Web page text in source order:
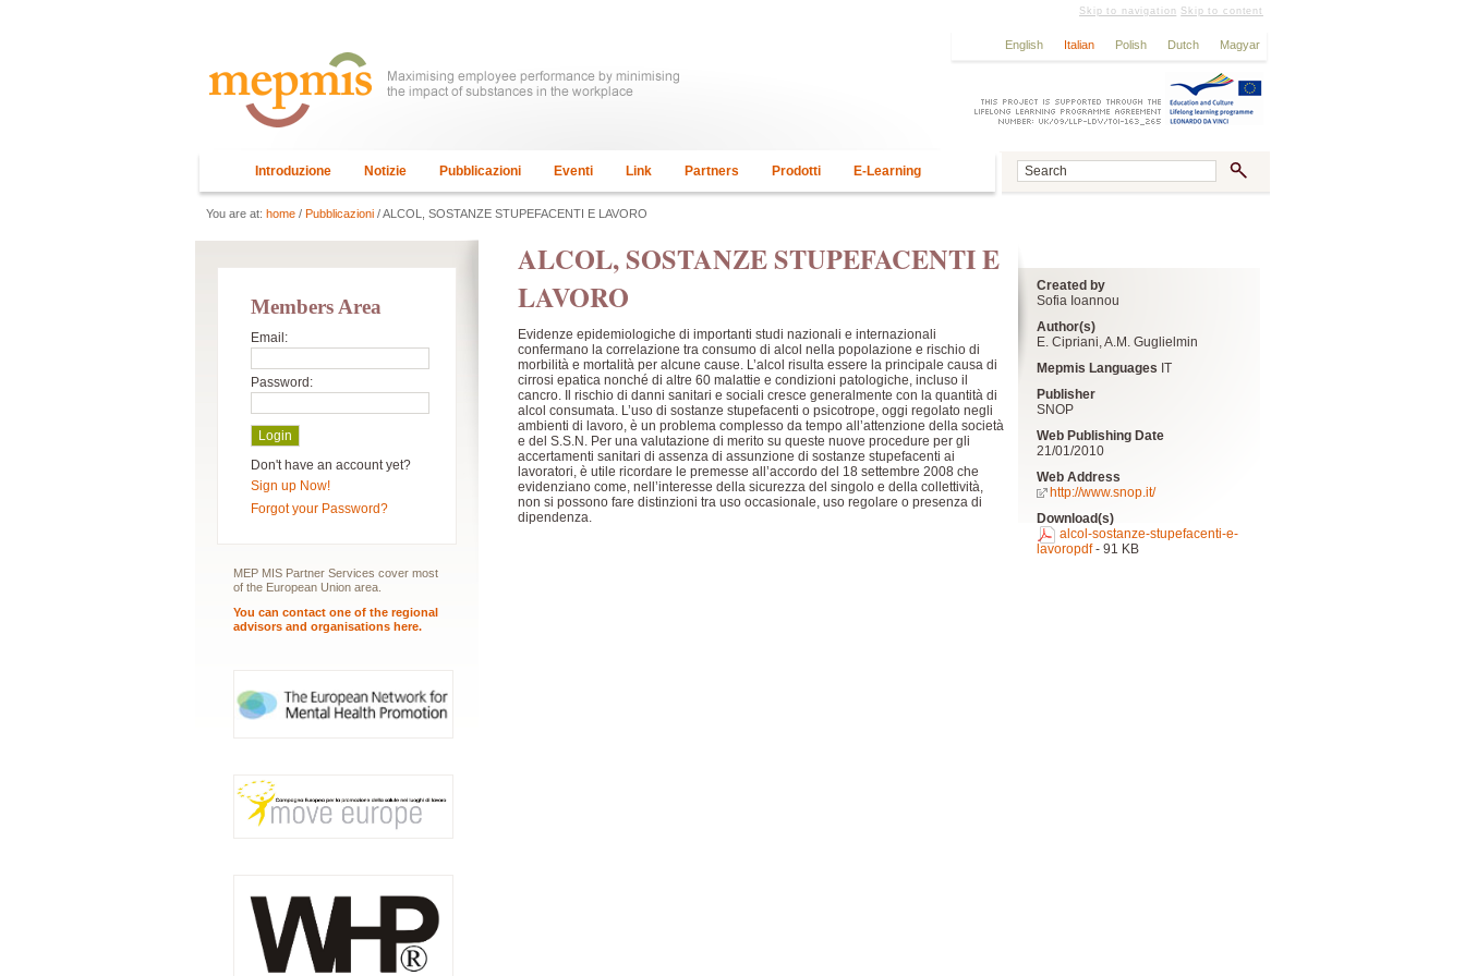
Skip to navigation Skip to content
English Italian Polish Dutch Magyar
Introduzione Notizie Pubblicazioni Eventi Link Partners Prodotti E-Learning
You are at: home / Pubblicazioni / ALCOL, SOSTANZE STUPEFACENTI E LAVORO
ALCOL, SOSTANZE STUPEFACENTI E
LAVORO
Evidenze epidemiologiche di importanti studi nazionali e internazionali
confermano la correlazione tra consumo di alcol nella popolazione e rischio di
morbilità e mortalità per alcune cause. L’alcol risulta essere la principale causa di
cirrosi epatica nonché di altre 60 malattie e condizioni patologiche, incluso il
cancro. Il rischio di danni sanitari e sociali cresce generalmente con la quantità di
alcol consumata. L’uso di sostanze stupefacenti o psicotrope, oggi regolato negli
ambienti di lavoro, è un problema complesso da tempo all’attenzione della società
e del S.S.N. Per una valutazione di merito su queste nuove procedure per gli
accertamenti sanitari di assenza di assunzione di sostanze stupefacenti ai
lavoratori, è utile ricordare le premesse all’accordo del 18 settembre 2008 che
evidenziano come, nell’interesse della sicurezza del singolo e della collettività,
non si possono fare distinzioni tra uso occasionale, uso regolare o presenza di
dipendenza.
Created by
Sofia Ioannou
Author(s)
E. Cipriani, A.M. Guglielmin
Mepmis Languages IT
Publisher
SNOP
Web Publishing Date
21/01/2010
Web Address
http://www.snop.it/
Download(s)
alcol-sostanze-stupefacenti-e-
lavoropdf- 91 KB
Members Area
Email:
Password:
Don't have an account yet?
Sign up Now!
Forgot your Password?
MEP MIS Partner Services cover most
of the European Union area.
You can contact one of the regional
advisors and organisations here.